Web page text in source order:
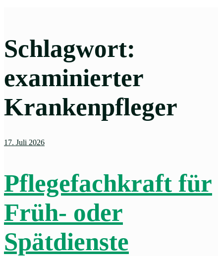
Schlagwort:
examinierter
Krankenpfleger
17. Juli 2026
Pflegefachkraft für
Früh- oder
Spätdienste